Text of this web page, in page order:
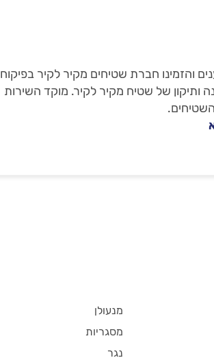
והזמינו חברת שטיחים מקיר לקיר בפיקוח
ותיקון של שטיח מקיר לקיר. מוקד השירות
מנעולן
מסגריות
נגר